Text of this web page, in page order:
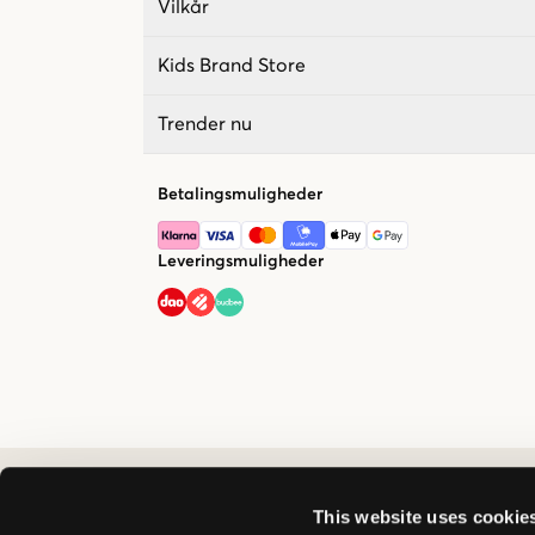
This website uses
Vilkår
Kids Brand Store
Trender nu
Betalingsmuligheder
Leveringsmuligheder